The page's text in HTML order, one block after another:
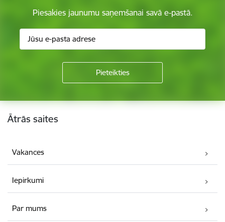
Piesakies jaunumu saņemšanai savā e-pastā.
Kājene
Ātrās saites
Vakances
Iepirkumi
Par mums